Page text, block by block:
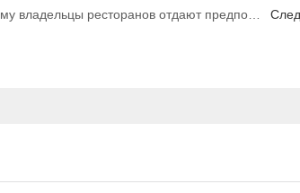
Почему владельцы ресторанов отдают предпочтение кухонным вытяжкам